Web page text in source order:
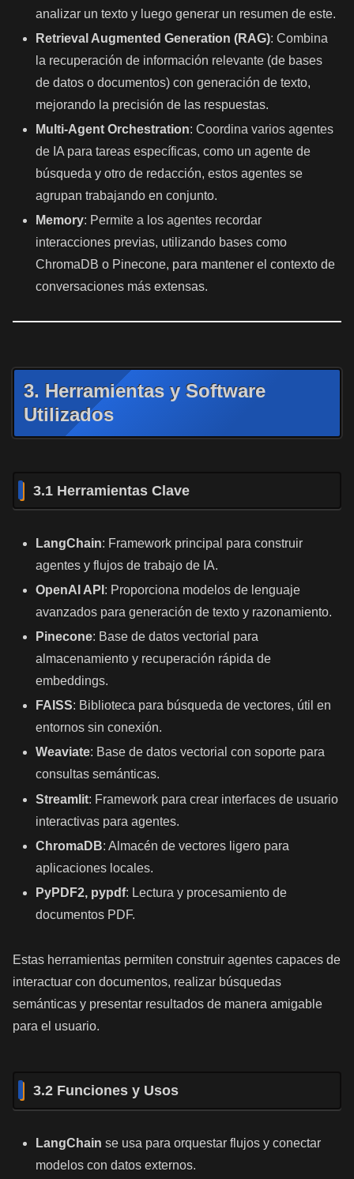
analizar un texto y luego generar un resumen de este.
Retrieval Augmented Generation (RAG): Combina
la recuperación de información relevante (de bases
de datos o documentos) con generación de texto,
mejorando la precisión de las respuestas.
Multi-Agent Orchestration: Coordina varios agentes
de IA para tareas específicas, como un agente de
búsqueda y otro de redacción, estos agentes se
agrupan trabajando en conjunto.
Memory: Permite a los agentes recordar
interacciones previas, utilizando bases como
ChromaDB o Pinecone, para mantener el contexto de
conversaciones más extensas.
3. Herramientas y Software
Utilizados
3.1 Herramientas Clave
LangChain: Framework principal para construir
agentes y flujos de trabajo de IA.
OpenAI API : Proporciona modelos de lenguaje
avanzados para generación de texto y razonamiento.
Pinecone: Base de datos vectorial para
almacenamiento y recuperación rápida de
embeddings.
FAISS: Biblioteca para búsqueda de vectores, útil en
entornos sin conexión.
Weaviate: Base de datos vectorial con soporte para
consultas semánticas.
Streamlit: Framework para crear interfaces de usuario
interactivas para agentes.
ChromaDB: Almacén de vectores ligero para
aplicaciones locales.
PyPDF2, pypdf: Lectura y procesamiento de
documentos PDF.
Estas herramientas permiten construir agentes capaces de
interactuar con documentos, realizar búsquedas
semánticas y presentar resultados de manera amigable
para el usuario.
3.2 Funciones y Usos
LangChain se usa para orquestar flujos y conectar
modelos con datos externos.